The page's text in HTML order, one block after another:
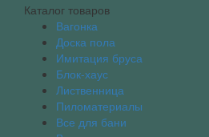
Каталог товаров
Вагонка
Доска пола
Имитация бруса
Блок-хаус
Лиственница
Пиломатериалы
Все для бани